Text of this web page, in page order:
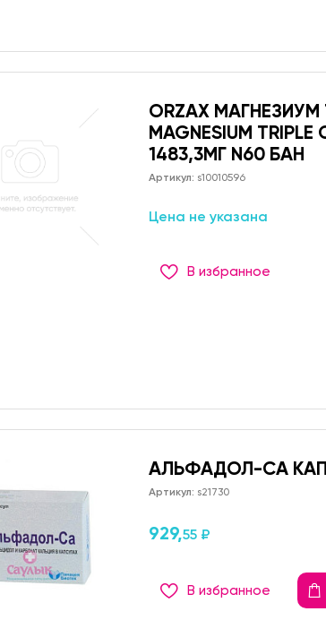
ORZAX
MAGNESIUM
1483,3МГ N60 БАН
Артикул: s10010596
Цена не указана
В избранное
АЛЬФАДОЛ-СА
Артикул: s21730
929,55 ₽
В избранное